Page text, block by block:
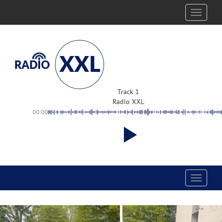
Toggle
Track 1
Radio XXL
00:00
Toggle